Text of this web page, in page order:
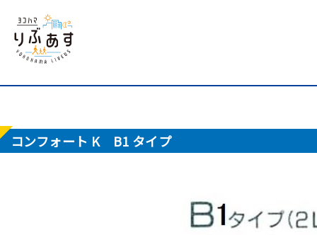
コンフォート K B1 タイプ